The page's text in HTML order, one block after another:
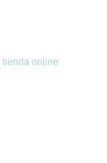
tienda online